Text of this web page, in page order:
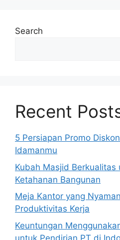
Search
Recent
5 Persiapan Promo
Idamanmu
Kubah Masjid Berkualitas
Ketahanan Bangunan
Meja Kantor yang
Produktivitas Kerja
Keuntungan
untuk Pendirian PT di